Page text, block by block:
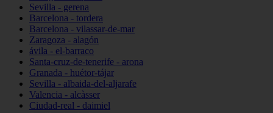
Sevilla - gerena
Barcelona - tordera
Barcelona - vilassar-de-mar
Zaragoza - alagón
ávila - el-barraco
Santa-cruz-de-tenerife - arona
Granada - huétor-tájar
Sevilla - albaida-del-aljarafe
Valencia - alcàsser
Ciudad-real - daimiel